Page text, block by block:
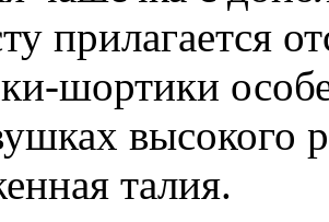
прилагается
шортики
высокого
талия.